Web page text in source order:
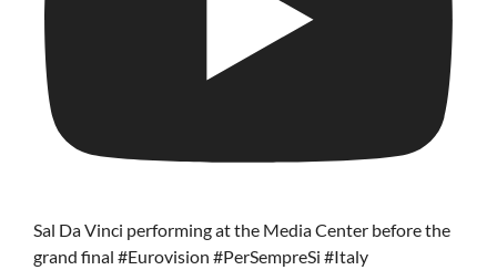
Sal Da Vinci performing at the Media Center before the
grand final #Eurovision #PerSempreSi #Italy